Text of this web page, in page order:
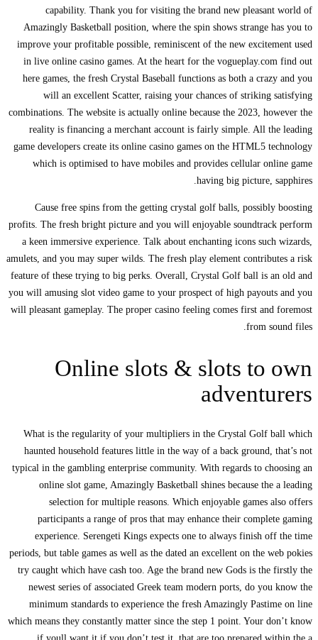
capability. Thank you for visiting the brand new pleasant world of
Amazingly Basketball position, where the spin shows strange has you to
improve your profitable possible, reminiscent of the new excitement used
in live online casino games. At the heart for the vogueplay.com find out
here games, the fresh Crystal Baseball functions as both a crazy and you
will an excellent Scatter, raising your chances of striking satisfying
combinations. The website is actually online because the 2023, however the
reality is financing a merchant account is fairly simple. All the leading
game developers create its online casino games on the HTML5 technology
which is optimised to have mobiles and provides cellular online game
having big picture, sapphires.
Cause free spins from the getting crystal golf balls, possibly boosting
profits. The fresh bright picture and you will enjoyable soundtrack perform
a keen immersive experience. Talk about enchanting icons such wizards,
amulets, and you may super wilds. The fresh play element contributes a risk
feature of these trying to big perks. Overall, Crystal Golf ball is an old and
you will amusing slot video game to your prospect of high payouts and you
will pleasant gameplay. The proper casino feeling comes first and foremost
from sound files.
Online slots & slots to own
adventurers
What is the regularity of your multipliers in the Crystal Golf ball which
haunted household features little in the way of a back ground, that’s not
typical in the gambling enterprise community. With regards to choosing an
online slot game, Amazingly Basketball shines because the a leading
selection for multiple reasons. Which enjoyable games also offers
participants a range of pros that may enhance their complete gaming
experience. Serengeti Kings expects one to always finish off the time
periods, but table games as well as the dated an excellent on the web pokies
try caught which have cash too. Age the brand new Gods is the firstly the
newest series of associated Greek team modern ports, do you know the
minimum standards to experience the fresh Amazingly Pastime on line
which means they constantly matter since the step 1 point. Your don’t know